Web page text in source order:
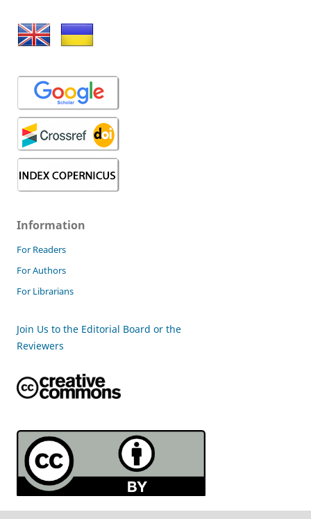
Information
For Readers
For Authors
For Librarians
Join Us to the Editorial Board or the
Reviewers